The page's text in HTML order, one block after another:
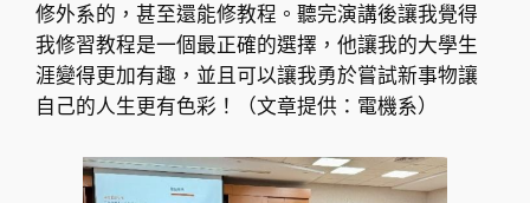
修外系的，甚至還能修教程。聽完演講後讓我覺得
我修習教程是一個最正確的選擇，他讓我的大學生
涯變得更加有趣，並且可以讓我勇於嘗試新事物讓
自己的人生更有色彩！（文章提供：電機系）